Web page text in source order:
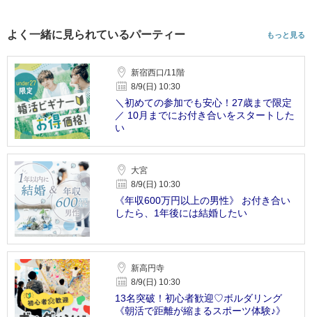
よく一緒に見られているパーティー もっと見る
新宿西口/11階
8/9(日) 10:30
＼初めての参加でも安心！27歳まで限定
／ 10月までにお付き合いをスタートした
い
大宮
8/9(日) 10:30
《年収600万円以上の男性》 お付き合い
したら、1年後には結婚したい
新高円寺
8/9(日) 10:30
13名突破！初心者歓迎♡ボルダリング
《朝活で距離が縮まるスポーツ体験♪》